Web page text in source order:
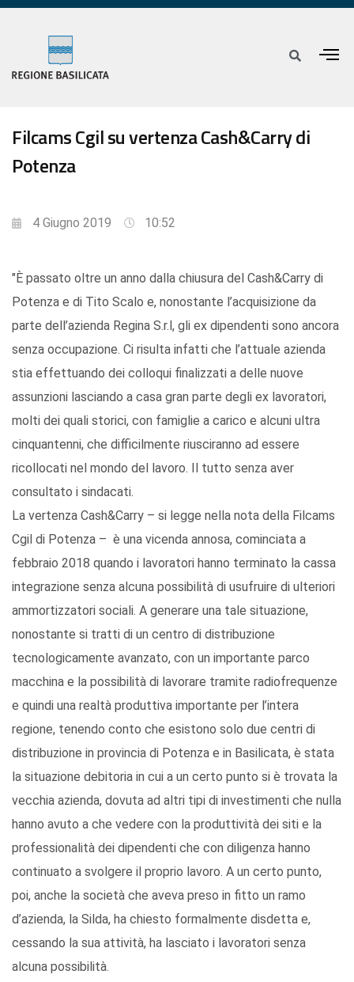
Filcams Cgil su vertenza Cash&Carry di
Potenza
4 Giugno 2019 10:52
"È passato oltre un anno dalla chiusura del Cash&Carry di
Potenza e di Tito Scalo e, nonostante l’acquisizione da
parte dell’azienda Regina S.r.l, gli ex dipendenti sono ancora
senza occupazione. Ci risulta infatti che l’attuale azienda
stia effettuando dei colloqui finalizzati a delle nuove
assunzioni lasciando a casa gran parte degli ex lavoratori,
molti dei quali storici, con famiglie a carico e alcuni ultra
cinquantenni, che difficilmente riusciranno ad essere
ricollocati nel mondo del lavoro. Il tutto senza aver
consultato i sindacati.
La vertenza Cash&Carry – si legge nella nota della Filcams
Cgil di Potenza – è una vicenda annosa, cominciata a
febbraio 2018 quando i lavoratori hanno terminato la cassa
integrazione senza alcuna possibilità di usufruire di ulteriori
ammortizzatori sociali. A generare una tale situazione,
nonostante si tratti di un centro di distribuzione
tecnologicamente avanzato, con un importante parco
macchina e la possibilità di lavorare tramite radiofrequenze
e quindi una realtà produttiva importante per l’intera
regione, tenendo conto che esistono solo due centri di
distribuzione in provincia di Potenza e in Basilicata, è stata
la situazione debitoria in cui a un certo punto si è trovata la
vecchia azienda, dovuta ad altri tipi di investimenti che nulla
hanno avuto a che vedere con la produttività dei siti e la
professionalità dei dipendenti che con diligenza hanno
continuato a svolgere il proprio lavoro. A un certo punto,
poi, anche la società che aveva preso in fitto un ramo
d’azienda, la Silda, ha chiesto formalmente disdetta e,
cessando la sua attività, ha lasciato i lavoratori senza
alcuna possibilità.